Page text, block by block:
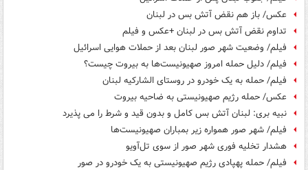
عکس/ باز هم نقض آتش بس در لبنان
تداوم نقض آتش بس در لبنان +عکس و فیلم
فیلم/ وضعیت شهر صور لبنان بعد از حملات هوایی اسرائیل
فیلم/ دلیل حمله امروز صهیونیست‌ها به بیروت چیست؟
فیلم/ حمله به یک خودرو در روستای الشارکیه لبنان
عکس/ حمله رژیم صهیونیستی به ضاحیه بیروت
نبیه بری: لبنان آتش بس کامل و بدون قید و شرط را می پذیرد
فیلم/ شهر صور همواره زیر بمباران صهیونیست‌ها
هشدار تخلیه فوری شهر صور از سوی تل‌آویو
فیلم/ حمله پهپادی رژیم صهیونیستی به یک خودرو در صور